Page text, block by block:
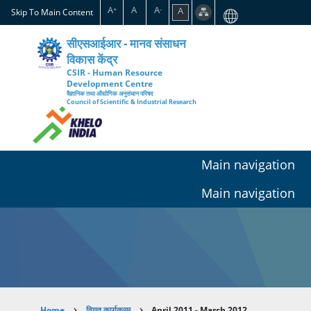
Skip
to
content
Skip To Main Content A+ A A- A
सीएसआईआर - मानव संसाधन
विकास केंद्र
CSIR - Human Resource
Development Centre
वैज्ञानिक तथा औद्योगिक अनुसंधान परिषद
Council of Scientific & Industrial Research
Main navigation
Main navigation